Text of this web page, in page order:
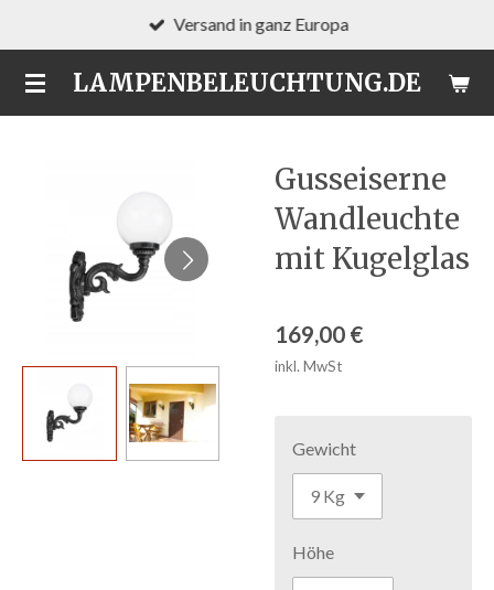
Hauptinhalt
springenLAMPENBELEUCHTUNG.DE
Versand in ganz Europa
Gusseiserne
Wandleuchte
mit Kugelglas
169,00 €
inkl. MwSt
Gewicht
Höhe